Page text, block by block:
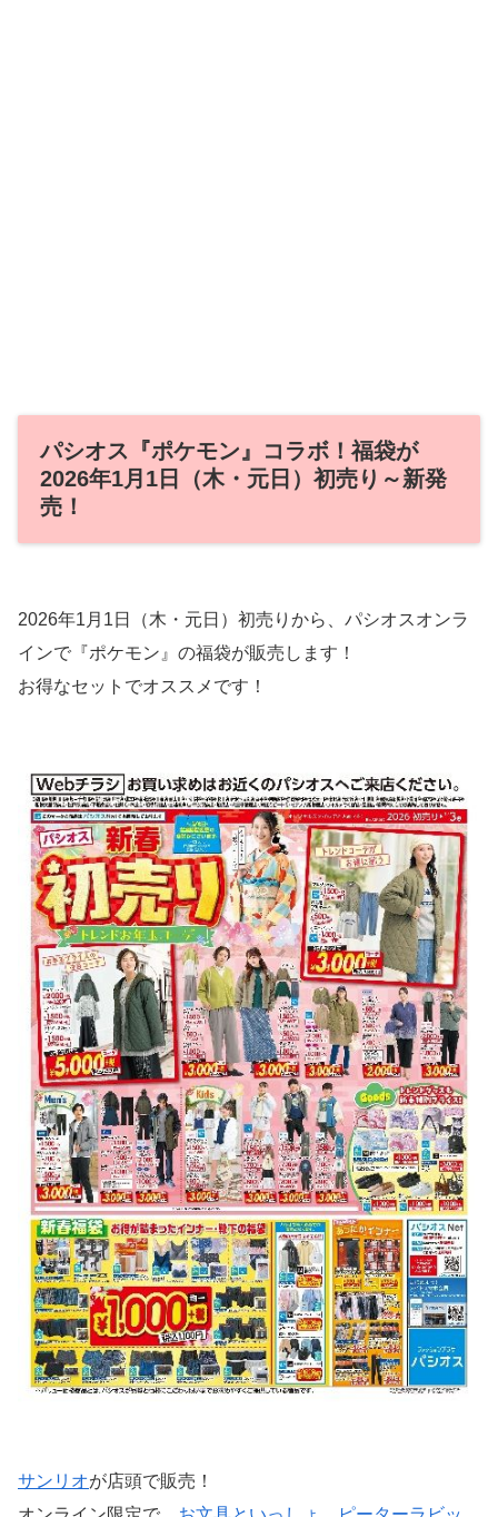
パシオス『ポケモン』コラボ！福袋が
2026年1月1日（木・元日）初売り～新発
売！
2026年1月1日（木・元日）初売りから、パシオスオンラ
インで『ポケモン』の福袋が販売します！
お得なセットでオススメです！
サンリオが店頭で販売！